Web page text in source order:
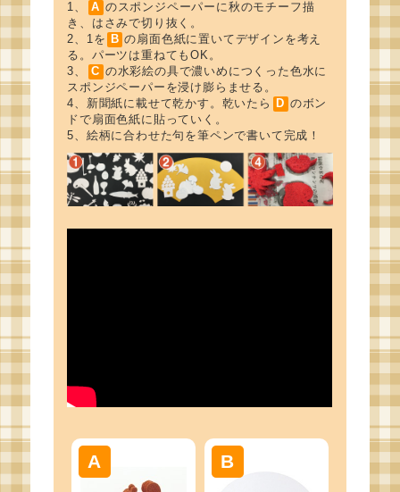
1、 A のスポンジペーパーに秋のモチーフ描
き、はさみで切り抜く。
2、1を
B の扇面色紙に置いてデザインを考え
る。パーツは重ねてもOK。
3、
C の水彩絵の具で濃いめにつくった色水に
スポンジペーパーを浸け膨らませる。
4、新聞紙に載せて乾かす。乾いたら
D のボン
ドで扇面色紙に貼っていく。
5、絵柄に合わせた句を筆ペンで書いて完成！